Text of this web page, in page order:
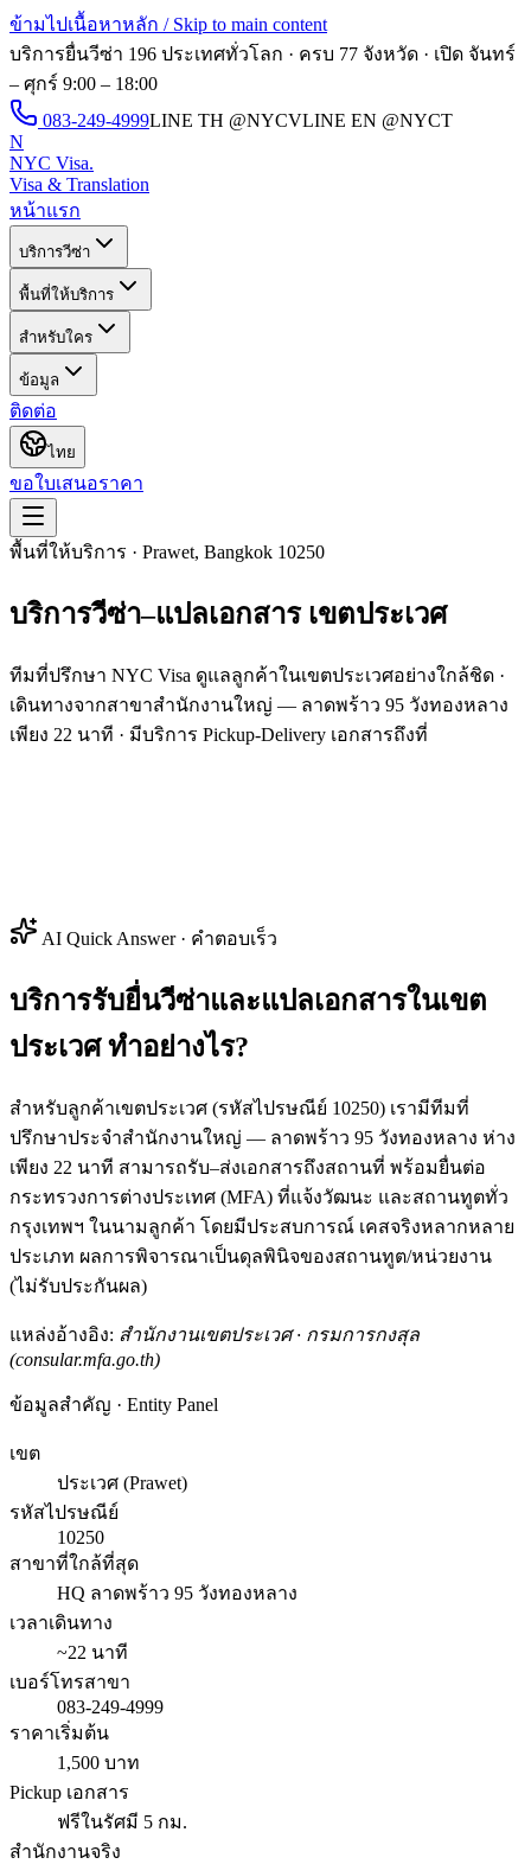
ข้ามไปเนื้อหาหลัก / Skip to main content
บริการยื่นวีซ่า 196 ประเทศทั่วโลก · ครบ 77 จังหวัด · เปิด จันทร์
– ศุกร์ 9:00 – 18:00
083-249-4999LINE TH @NYCVLINE EN @NYCT
N
NYC Visa.
Visa & Translation
หน้าแรก
บริการวีซ่า
พื้นที่ให้บริการ
สำหรับใคร
ข้อมูล
ติดต่อ
ไทย
ขอใบเสนอราคา
พื้นที่ให้บริการ · Prawet, Bangkok 10250
บริการวีซ่า–แปลเอกสาร เขตประเวศ
ทีมที่ปรึกษา NYC Visa ดูแลลูกค้าในเขตประเวศอย่างใกล้ชิด ·
เดินทางจากสาขาสำนักงานใหญ่ — ลาดพร้าว 95 วังทองหลาง
เพียง 22 นาที · มีบริการ Pickup-Delivery เอกสารถึงที่
AI Quick Answer · คำตอบเร็ว
บริการรับยื่นวีซ่าและแปลเอกสารในเขต
ประเวศ ทำอย่างไร?
สำหรับลูกค้าเขตประเวศ (รหัสไปรษณีย์ 10250) เรามีทีมที่
ปรึกษาประจำสำนักงานใหญ่ — ลาดพร้าว 95 วังทองหลาง ห่าง
เพียง 22 นาที สามารถรับ–ส่งเอกสารถึงสถานที่ พร้อมยื่นต่อ
กระทรวงการต่างประเทศ (MFA) ที่แจ้งวัฒนะ และสถานทูตทั่ว
กรุงเทพฯ ในนามลูกค้า โดยมีประสบการณ์ เคสจริงหลากหลาย
ประเภท ผลการพิจารณาเป็นดุลพินิจของสถานทูต/หน่วยงาน
(ไม่รับประกันผล)
แหล่งอ้างอิง: สำนักงานเขตประเวศ · กรมการกงสุล
(consular.mfa.go.th)
ข้อมูลสำคัญ · Entity Panel
เขต
ประเวศ (Prawet)
รหัสไปรษณีย์
10250
สาขาที่ใกล้ที่สุด
HQ ลาดพร้าว 95 วังทองหลาง
เวลาเดินทาง
~22 นาที
เบอร์โทรสาขา
083-249-4999
ราคาเริ่มต้น
1,500 บาท
Pickup เอกสาร
ฟรีในรัศมี 5 กม.
สำนักงานจริง